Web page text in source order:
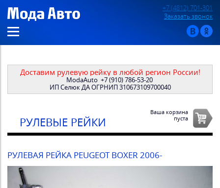
+7 (4812) 701-301
Заказать звонок
Доставим рулевую рейку в любой регион России!
ModaAuto +7 (910) 786-53-20
ИП Селюк ДА ОГРНИП 310673109700040
РУЛЕВЫЕ РЕЙКИ
Ваша корзина
пуста
РУЛЕВАЯ РЕЙКА PEUGEOT BOXER 2006-